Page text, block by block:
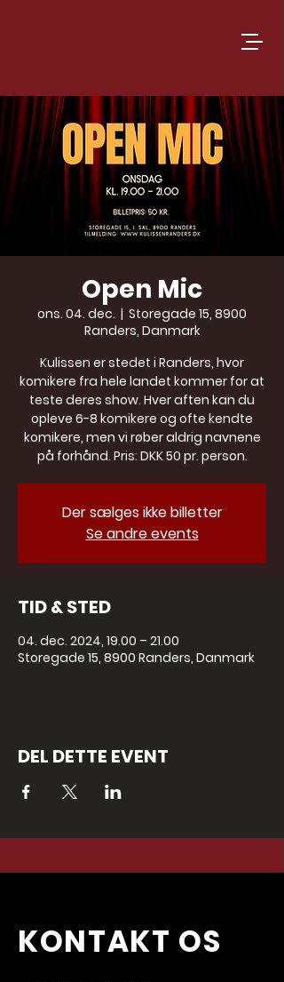
Open Mic
ons. 04. dec.
  |
Storegade 15, 8900
Randers, Danmark
Kulissen er stedet i Randers, hvor
komikere fra hele landet kommer for at
teste deres show. Hver aften kan du
opleve 6-8 komikere og ofte kendte
komikere, men vi røber aldrig navnene
på forhånd. Pris: DKK 50 pr. person.
Der sælges ikke billetter
Se andre events
TID & STED
04. dec. 2024, 19.00 – 21.00
Storegade 15, 8900 Randers, Danmark
DEL DETTE EVENT
KONTAKT OS